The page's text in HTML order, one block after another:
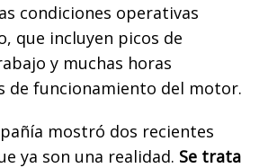
condiciones operativas
que incluyen picos de
y muchas horas
de funcionamiento del motor.
mostró dos recientes
ya son una realidad. Se trata